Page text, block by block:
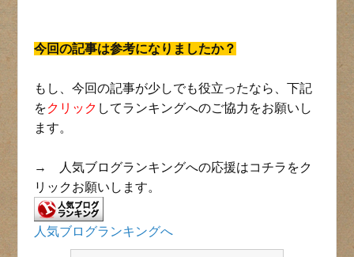
今回の記事は参考になりましたか？
もし、今回の記事が少しでも役立ったなら、下記
をクリック してランキングへのご協力をお願いし
ます。
→ 人気ブログランキングへの応援はコチラをク
リックお願いします。
人気ブログランキングへ